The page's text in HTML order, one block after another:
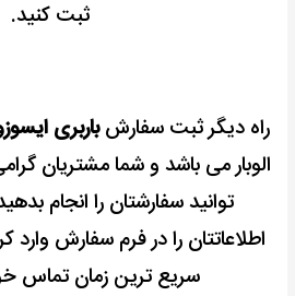
ثبت کنید.
راه دیگر ثبت سفارشباربری
الوبار می باشد و شما مشتریان
توانید سفارشتان را انجام
اطلاعاتتان را در فرم سفارش وارد
سریع ترین زمان تماس